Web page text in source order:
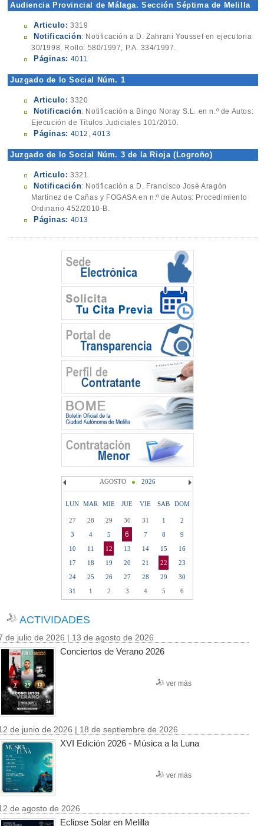
Audiencia Provincial de Málaga. Sección Séptima de Melilla
Articulo: 3319
Notificación: Notificación a D. Zahrani Youssef en ejecutoria
30/1998, Rollo: 580/1997, P.A. 334/1997.
Páginas: 4011
Juzgado de lo Social Núm. 1
Articulo: 3320
Notificación: Notificación a Bingo Noray S.L. en n.º de Autos:
Ejecución de Títulos Judiciales 101/2010.
Páginas: 4012 ,4013
Juzgado de lo Social Núm. 3 de la Rioja (Logroño)
Articulo: 3321
Notificación: Notificación a D. Francisco José Aragón
Martínez de Cañas y FOGASA en n.º de Autos: Procedimiento
Ordinario 452/2010-B.
Páginas: 4013
AGOSTO 2026
LUN MAR MIE JUE VIE SAB DOM
27 28 29 30 31 1
2
3
4 5 6 7 8
9
10
11 12 13 14 15
16
17
18 19 20 21 22
23
24
25 26 27 28 29
30
31
1 2 3 4 5 6
ACTIVIDADES
de julio de 2026 | 13 de agosto de 2026
Conciertos de Verano 2026
ver más
de junio de 2026 | 18 de septiembre de 2026
XVI Edición 2026 - Música a la Luna
ver más
de agosto de 2026
Eclipse Solar en Melilla